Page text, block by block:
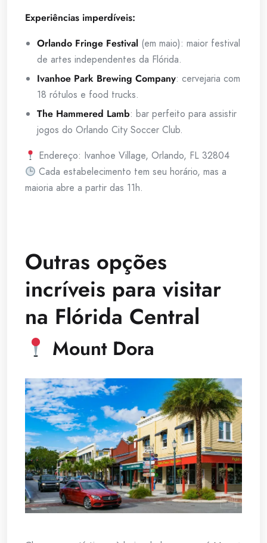
Experiências imperdíveis:
Orlando Fringe Festival (em maio): maior festival
de artes independentes da Flórida.
Ivanhoe Park Brewing Company: cervejaria com
18 rótulos e food trucks.
The Hammered Lamb: bar perfeito para assistir
jogos do Orlando City Soccer Club.
Endereço: Ivanhoe Village, Orlando, FL 32804
Cada estabelecimento tem seu horário, mas a
maioria abre a partir das 11h.
Outras opções
incríveis para visitar
na Flórida Central
Mount Dora